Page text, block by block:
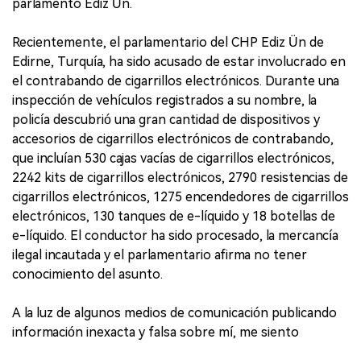
parlamento Ediz Ün.
Recientemente, el parlamentario del CHP Ediz Ün de
Edirne, Turquía, ha sido acusado de estar involucrado en
el contrabando de cigarrillos electrónicos. Durante una
inspección de vehículos registrados a su nombre, la
policía descubrió una gran cantidad de dispositivos y
accesorios de cigarrillos electrónicos de contrabando,
que incluían 530 cajas vacías de cigarrillos electrónicos,
2242 kits de cigarrillos electrónicos, 2790 resistencias de
cigarrillos electrónicos, 1275 encendedores de cigarrillos
electrónicos, 130 tanques de e-líquido y 18 botellas de
e-líquido. El conductor ha sido procesado, la mercancía
ilegal incautada y el parlamentario afirma no tener
conocimiento del asunto.
A la luz de algunos medios de comunicación publicando
información inexacta y falsa sobre mí, me siento